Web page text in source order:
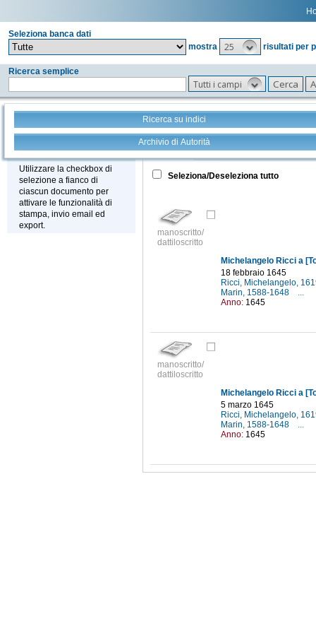
Seleziona banca dati
mostra
25 risultati per
Ricerca semplice
Tutti i campi
Ricerca su indici
Archivio di Autorità
Stampa - Email - Export
Utilizzare la checkbox di
selezione a fianco di
ciascun documento per
attivare le funzionalità di
stampa, invio email ed
export.
Tutto +
Seleziona/Deseleziona tutto
manoscritto/
dattiloscritto
Michelangelo Ricci a
18 febbraio 1645
Ricci, Michelangelo,
Marin, 1588-1648
...
Anno: 1645
manoscritto/
dattiloscritto
Michelangelo Ricci a
5 marzo 1645
Ricci, Michelangelo,
Marin, 1588-1648
...
Anno: 1645